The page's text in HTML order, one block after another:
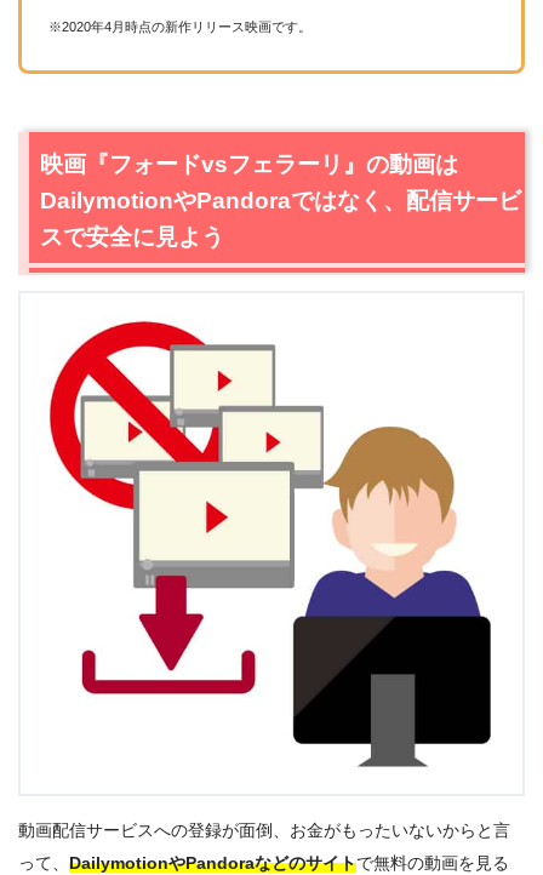
※2020年4月時点の新作リリース映画です。
映画『フォードvsフェラーリ』の動画は
DailymotionやPandoraではなく、配信サービ
スで安全に見よう
動画配信サービスへの登録が面倒、お金がもったいないからと言
って、 DailymotionやPandoraなどのサイトで無料の動画を見る